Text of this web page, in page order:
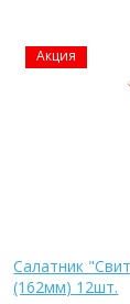
Акция
Салатник
(162мм) 12шт.